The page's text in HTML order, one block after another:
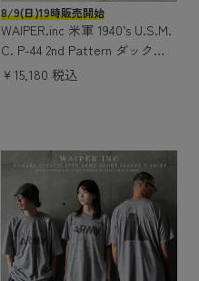
8/9(日)19時販売開始
WAIPER.inc 米軍 1940’s U.S.M.
C. P-44 2nd Pattern ダックハ
ンターカモ リバーシブル ユー
￥15,180 税込